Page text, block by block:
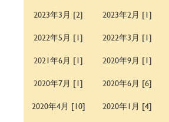
2023年3月 [2]
2023年2月 [1]
2022年5月 [1]
2022年3月 [1]
2021年6月 [1]
2020年9月 [1]
2020年7月 [1]
2020年6月 [6]
2020年4月 [10]
2020年1月 [4]